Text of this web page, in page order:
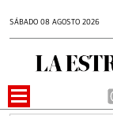
SÁBADO 08 AGOSTO 2026